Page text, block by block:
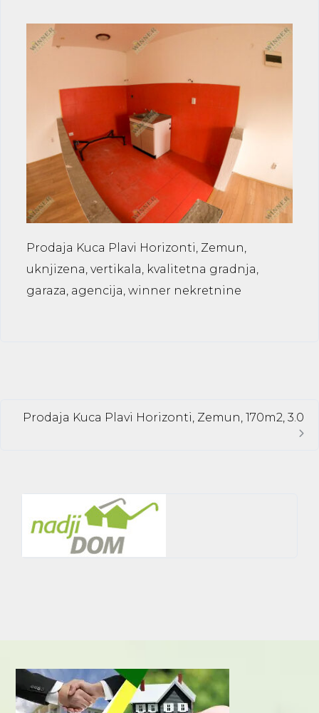
Prodaja Kuca Plavi Horizonti, Zemun,
uknjizena, vertikala, kvalitetna gradnja,
garaza, agencija, winner nekretnine
Prodaja Kuca Plavi Horizonti, Zemun, 170m2, 3.0